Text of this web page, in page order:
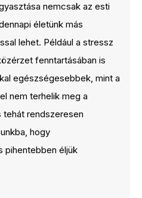
nemcsak az esti
életünk más
lehet. Például a stressz
fenntartásában is
egészségesebbek, mint a
nem terhelik meg a
rendszeresen
hogy
pihentebben éljük